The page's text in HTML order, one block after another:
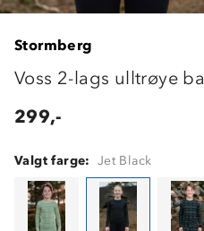
Stormberg
Voss 2-lags ulltrøye
299,-
Valgt farge: Jet Black